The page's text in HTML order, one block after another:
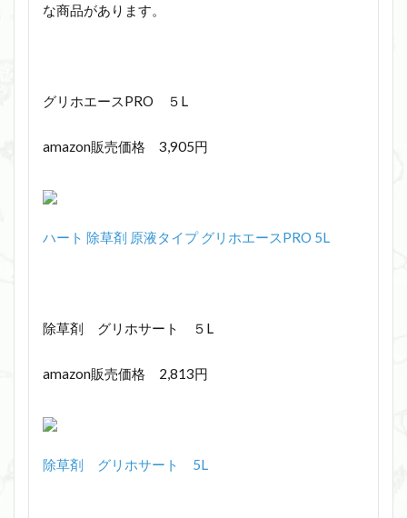
な商品があります。
グリホエースPRO ５L
amazon販売価格 3,905円
ハート 除草剤 原液タイプ グリホエースPRO 5L
除草剤 グリホサート ５L
amazon販売価格 2,813円
除草剤 グリホサート 5L